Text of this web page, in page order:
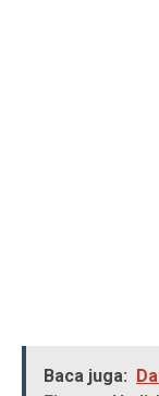
Baca juga: